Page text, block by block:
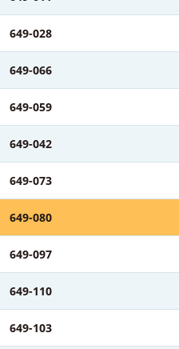
649-028
649-066
649-059
649-042
649-073
649-080
649-097
649-110
649-103